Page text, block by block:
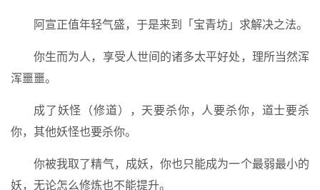
阿宣正值年轻气盛，于是来到「宝青坊」求解决之法。
你生而为人，享受人世间的诸多太平好处，理所当然浑
浑噩噩。
成了妖怪（修道），天要杀你，人要杀你，道士要杀
你，其他妖怪也要杀你。
你被我取了精气，成妖，你也只能成为一个最弱最小的
妖，无论怎么修炼也不能提升。